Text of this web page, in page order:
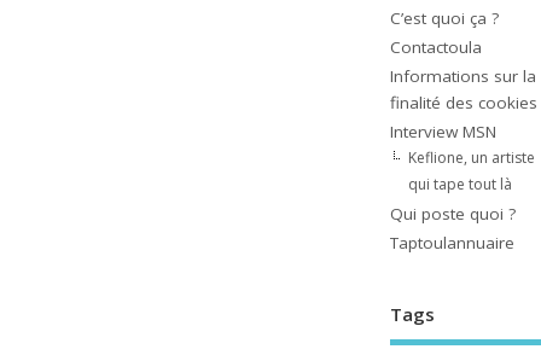
C’est quoi ça ?
Contactoula
Informations sur la
finalité des cookies
Interview MSN
Keflione, un artiste
qui tape tout là
Qui poste quoi ?
Taptoulannuaire
Tags